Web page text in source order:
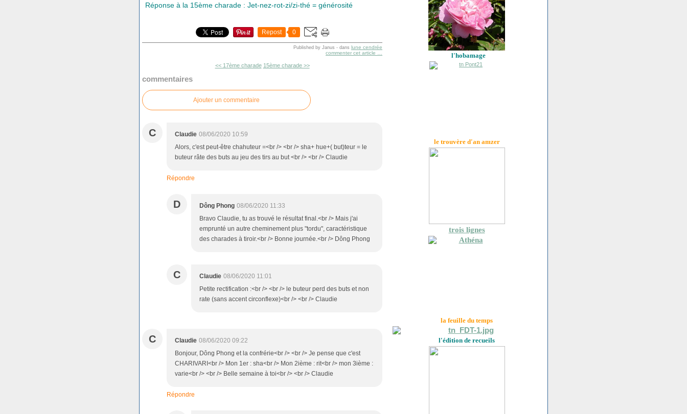
Réponse à la 15ème charade : Jet-nez-rot-zi/zi-thé = générosité
Repost 0
Published by Janus - dans lune cendrée
commenter cet article
<< 17ème charade 15ème charade >>
commentaires
Ajouter un commentaire
C Claudie 08/06/2020 10:59
Alors, c'est peut-être chahuteur =<br /> <br /> sha+ hue+( but)teur = le
buteur râte des buts au jeu des tirs au but <br /> <br /> Claudie
Répondre
D Dông Phong 08/06/2020 11:33
Bravo Claudie, tu as trouvé le résultat final.<br /> Mais j'ai
emprunté un autre cheminement plus "tordu", caractéristique
des charades à tiroir.<br /> Bonne journée.<br /> Dông Phong
C Claudie 08/06/2020 11:01
Petite rectification :<br /> <br /> le buteur perd des buts et non
rate (sans accent circonflexe)<br /> <br /> Claudie
C Claudie 08/06/2020 09:22
Bonjour, Dông Phong et la confrérie<br /> <br /> Je pense que c'est
CHARIVARI<br /> Mon 1er : sha<br /> Mon 2ième : rit<br /> mon 3ième :
varie<br /> <br /> Belle semaine à toi<br /> <br /> Claudie
Répondre
l'hobamage
le trouvère d'an amzer
trois lignes
la feuille du temps
l'édition de recueils